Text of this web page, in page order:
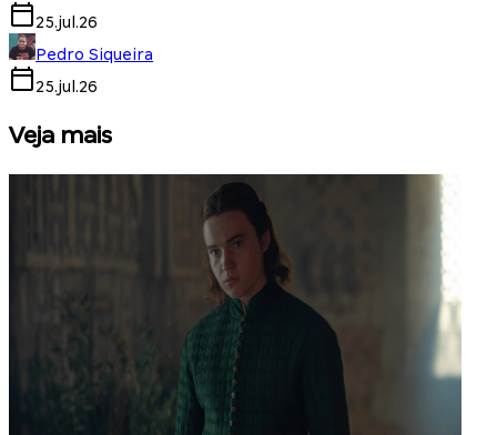
25.jul.26
Pedro Siqueira
25.jul.26
Veja mais